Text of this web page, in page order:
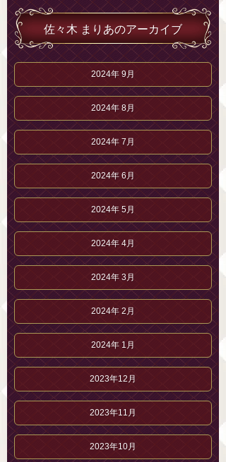
佐々木 まりあのアーカイブ
2024年 9月
2024年 8月
2024年 7月
2024年 6月
2024年 5月
2024年 4月
2024年 3月
2024年 2月
2024年 1月
2023年12月
2023年11月
2023年10月